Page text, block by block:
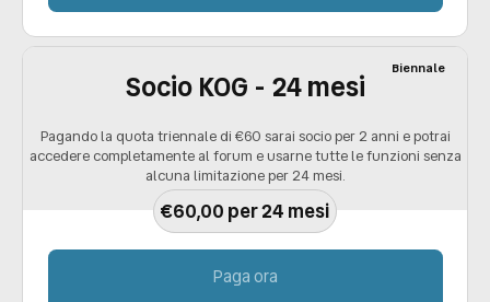
Biennale
Socio KOG - 24 mesi
Pagando la quota triennale di €60 sarai socio per 2 anni e potrai
accedere completamente al forum e usarne tutte le funzioni senza
alcuna limitazione per 24 mesi.
€60,00 per 24 mesi
Paga ora